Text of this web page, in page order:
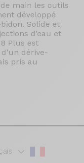
main les outils
développé
Solide et
d’eau et
Plus est
dérive-
pris au